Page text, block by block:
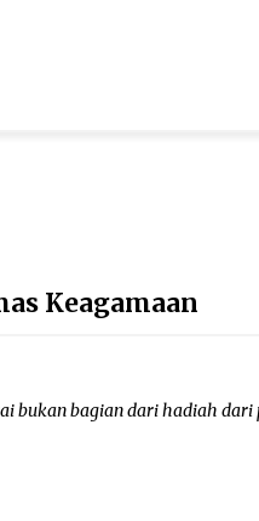
Keagamaan
bukan bagian dari hadiah